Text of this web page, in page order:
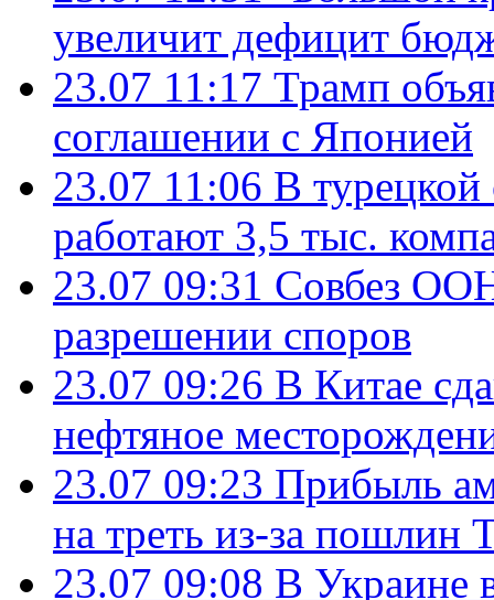
увеличит дефицит
23.07 11:17 Трамп
соглашении с Японией
23.07 11:06 В
работают 3,5 тыс.
23.07 09:31 Совбез
разрешении споров
23.07 09:26 В Китае
нефтяное
23.07 09:23 Прибыль
на треть из-за пошлин
23.07 09:08 В Украине